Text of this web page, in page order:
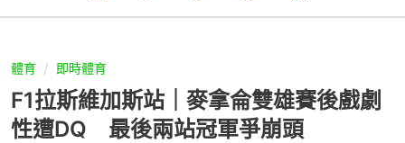
體育 即時體育
F1拉斯維加斯站｜麥拿侖雙雄賽後戲劇
性遭DQ 最後兩站冠軍爭崩頭